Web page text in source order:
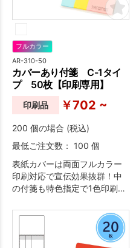
フルカラー
AR-310-50
カバーあり付箋 C-1タイ
プ 50枚【印刷専用】
印刷品 ￥702 ~
200 個の場合 (税込)
最低ご注文数： 100 個
表紙カバーは両面フルカラー
印刷対応で宣伝効果抜群！中
の付箋も特色指定で1色印刷が
溢れる付箋が作成できます。